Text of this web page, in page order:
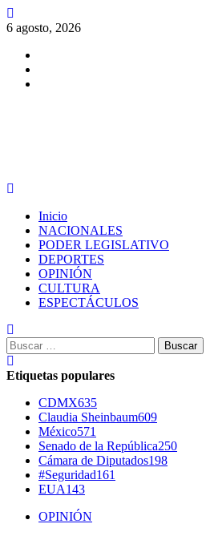
Saltar
al
6 agosto, 2026
Inicio
NACIONALES
PODER LEGISLATIVO
DEPORTES
OPINIÓN
CULTURA
ESPECTÁCULOS
Buscar:
Etiquetas populares
CDMX635
Claudia Sheinbaum609
México571
Senado de la República250
Cámara de Diputados198
#Seguridad161
EUA143
OPINIÓN